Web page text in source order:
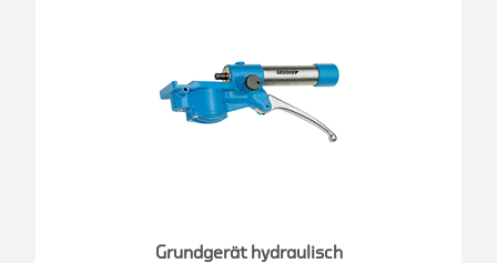
Grundgerät hydraulisch